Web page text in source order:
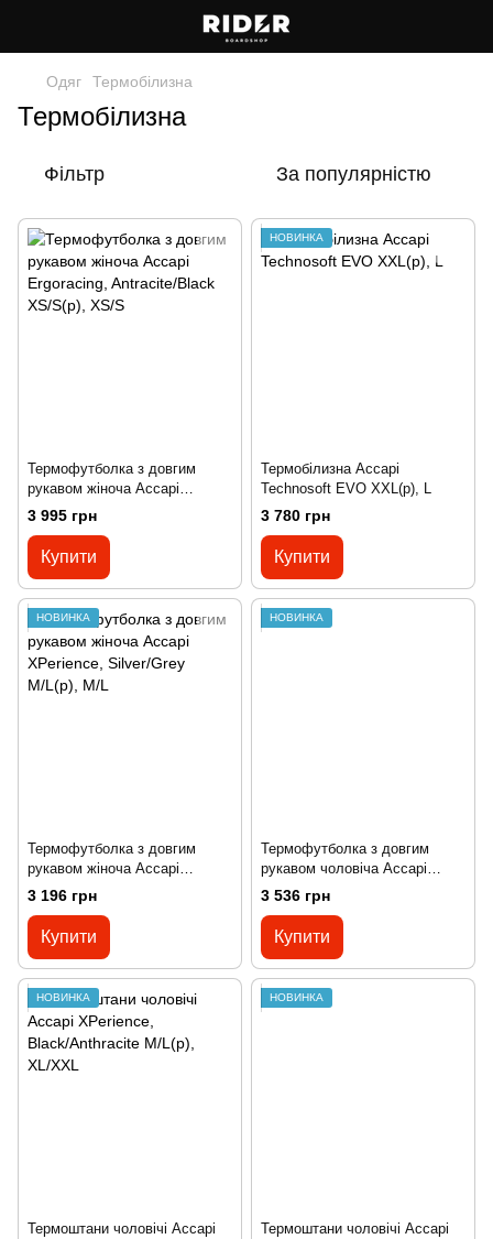
Одяг Термобілизна
Термобілизна
Фільтр За популярністю
Термофутболка з довгим
рукавом жіноча Accapi
Ergoracing, Antracite/Black
XS/S(р), XS/S
3 995 грн
Купити
НОВИНКА
Термобiлизна Accapi
Technosoft EVO XXL(р), L
3 780 грн
Купити
НОВИНКА
Термофутболка з довгим
рукавом жіноча Accapi
XPerience, Silver/Grey M/L(р),
3 196 грн
Купити
НОВИНКА
Термофутболка з довгим
рукавом чоловіча Accapi
XPerience, Black/Anthracite
M/L(р), M/L
3 536 грн
Купити
НОВИНКА
Термоштани чоловічі Accapi
НОВИНКА
Термоштани чоловічі Accapi